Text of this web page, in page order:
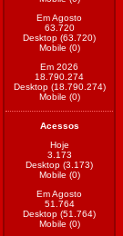
Em Agosto
63.720
Desktop (63.720)
Mobile (0)
Em 2026
18.790.274
Desktop (18.790.274)
Mobile (0)
Acessos
Hoje
3.173
Desktop (3.173)
Mobile (0)
Em Agosto
51.764
Desktop (51.764)
Mobile (0)